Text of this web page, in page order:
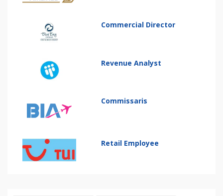
Commercial Director
Revenue Analyst
Commissaris
Retail Employee